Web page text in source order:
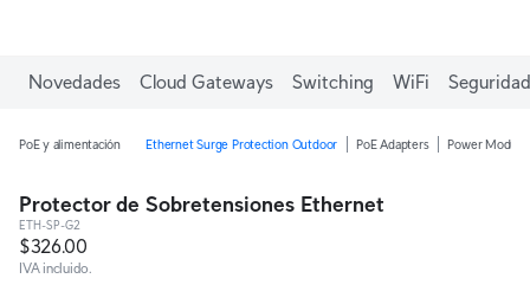
Novedades Cloud Gateways Switching WiFi
PoE y alimentación Ethernet Surge Protection Outdoor PoE Adapters Power
Protector de Sobretensiones Ethernet
ETH-SP-G2
$326.00
IVA incluido.